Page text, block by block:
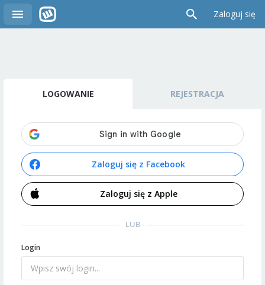
Zaloguj się
LOGOWANIE REJESTRACJA
Zaloguj się z Facebook
Zaloguj się z Apple
LUB
Login